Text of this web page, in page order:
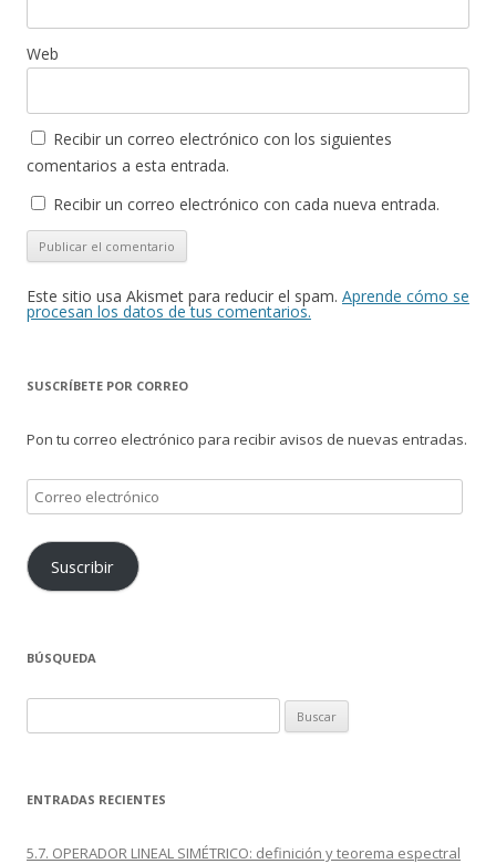
Web
Recibir un correo electrónico con los siguientes
comentarios a esta entrada.
Recibir un correo electrónico con cada nueva entrada.
Este sitio usa Akismet para reducir el spam. Aprende cómo se
procesan los datos de tus comentarios.
SUSCRÍBETE POR CORREO
Pon tu correo electrónico para recibir avisos de nuevas entradas.
Correo
electrónico
Suscribir
BÚSQUEDA
ENTRADAS RECIENTES
5.7. OPERADOR LINEAL SIMÉTRICO: definición y teorema espectral